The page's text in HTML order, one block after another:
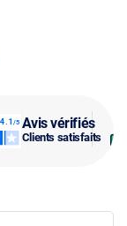
Avis vérifiés
Clients satisfaits